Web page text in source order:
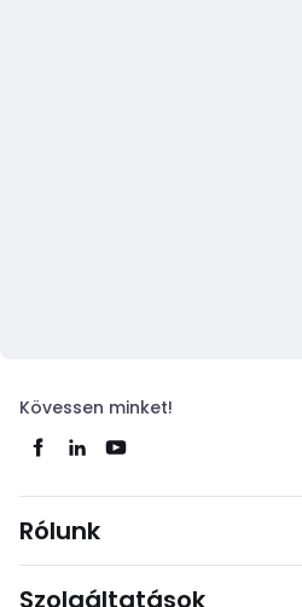
Kövessen minket!
Rólunk
Szolgáltatások